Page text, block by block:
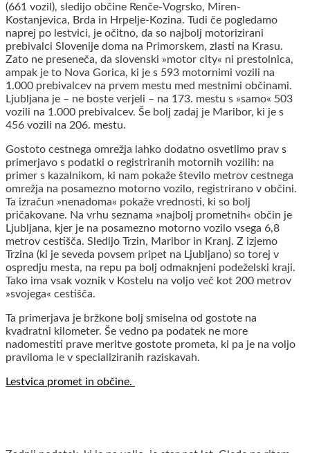
(661 vozil), sledijo občine Renče-Vogrsko, Miren-
Kostanjevica, Brda in Hrpelje-Kozina. Tudi če pogledamo
naprej po lestvici, je očitno, da so najbolj motorizirani
prebivalci Slovenije doma na Primorskem, zlasti na Krasu.
Zato ne preseneča, da slovenski »motor city« ni prestolnica,
ampak je to Nova Gorica, ki je s 593 motornimi vozili na
1.000 prebivalcev na prvem mestu med mestnimi občinami.
Ljubljana je – ne boste verjeli – na 173. mestu s »samo« 503
vozili na 1.000 prebivalcev. Še bolj zadaj je Maribor, ki je s
456 vozili na 206. mestu.
Gostoto cestnega omrežja lahko dodatno osvetlimo prav s
primerjavo s podatki o registriranih motornih vozilih: na
primer s kazalnikom, ki nam pokaže število metrov cestnega
omrežja na posamezno motorno vozilo, registrirano v občini.
Ta izračun »nenadoma« pokaže vrednosti, ki so bolj
pričakovane. Na vrhu seznama »najbolj prometnih« občin je
Ljubljana, kjer je na posamezno motorno vozilo vsega 6,8
metrov cestišča. Sledijo Trzin, Maribor in Kranj. Z izjemo
Trzina (ki je seveda povsem pripet na Ljubljano) so torej v
ospredju mesta, na repu pa bolj odmaknjeni podeželski kraji.
Tako ima vsak voznik v Kostelu na voljo več kot 200 metrov
»svojega« cestišča.
Ta primerjava je bržkone bolj smiselna od gostote na
kvadratni kilometer. Še vedno pa podatek ne more
nadomestiti prave meritve gostote prometa, ki pa je na voljo
praviloma le v specializiranih raziskavah.
Lestvica promet in občine.